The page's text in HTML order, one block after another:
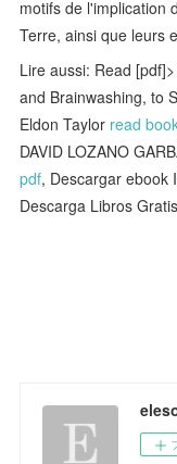
motifs de l'implication
Terre, ainsi que leurs
Lire aussi: Read
and Brainwashing, to
Eldon Taylor read
DAVID LOZANO
pdf, Descargar ebook
Descarga Libros